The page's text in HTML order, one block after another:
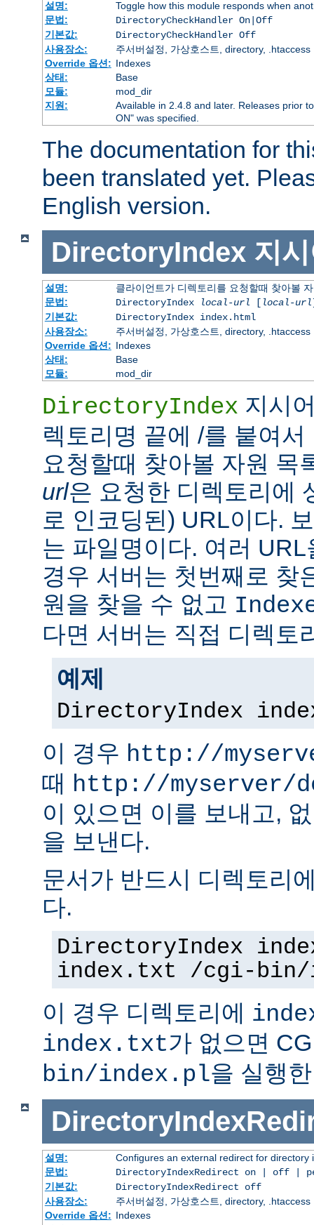
설명:
Toggle how this module responds when
문법:
DirectoryCheckHandler On|Off
기본값:
DirectoryCheckHandler Off
사용장소:
주서버설정, 가상호스트, directory, .htaccess
Override 옵션: Indexes
상태:
Base
모듈:
mod_dir
지원:
Available in 2.4.8 and later. Releases prior
ON" was specified.
The documentation for
been translated yet.
English version.
DirectoryIndex 지
설명:
클라이언트가 디렉토리를 요청할때 찾아볼
문법:
DirectoryIndex local-url [ local-url
기본값:
DirectoryIndex index.html
사용장소:
주서버설정, 가상호스트, directory, .htaccess
Override 옵션: Indexes
상태:
Base
모듈:
mod_dir
DirectoryIndex 지시
렉토리명 끝에 /를 붙여
요청할때 찾아볼 자원 목
url은 요청한 디렉토리에
로 인코딩된) URL이다.
는 파일명이다. 여러
경우 서버는 첫번째로 찾
원을 찾을 수 없고
다면 서버는 직접 디렉토
예제
DirectoryIndex
이 경우 http://
때 http://myserver/
이 있으면 이를 보내고,
을 보낸다.
문서가 반드시 디렉토리
다.
DirectoryIndex
index.txt /cgi-bin/
이 경우 디렉토리에
index.txt가 없으면
bin/index.pl을 실행
설명:
Configures an external redirect for directory
문법:
DirectoryIndexRedirect on | off |
기본값:
DirectoryIndexRedirect off
사용장소:
주서버설정, 가상호스트, directory, .htaccess
Override 옵션: Indexes